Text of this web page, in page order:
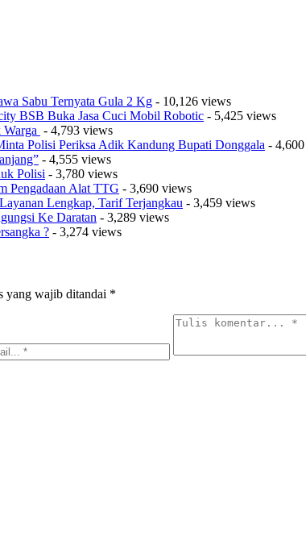
Sabu Ternyata Gula 2 Kg - 10,126 views
BSB Buka Jasa Cuci Mobil Robotic - 5,425 views
- 4,793 views
Polisi Periksa Adik Kandung Bupati Donggala -
- 4,555 views
Polisi - 3,780 views
Pengadaan Alat TTG - 3,690 views
Lengkap, Tarif Terjangkau - 3,459 views
Ke Daratan - 3,289 views
? - 3,274 views
yang wajib ditandai *